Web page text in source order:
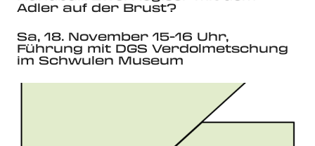
Adler auf der Brust?
Sa, 18. November 15-16 Uhr,
Führung mit DGS Verdolmetschung
im Schwulen Museum